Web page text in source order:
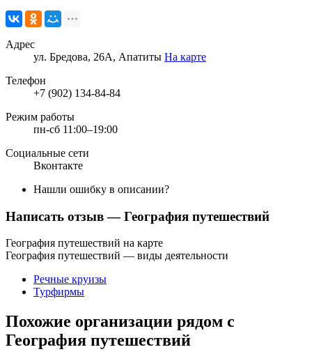
Адрес
ул. Бредова, 26А, Апатиты На карте
Телефон
+7 (902) 134-84-84
Режим работы
пн-сб 11:00–19:00
Социальные сети
Вконтакте
Нашли ошибку в описании?
Написать отзыв— География путешествий
География путешествий на карте
География путешествий — виды деятельности
Речные круизы
Турфирмы
Похожие организации рядом с
География путешествий